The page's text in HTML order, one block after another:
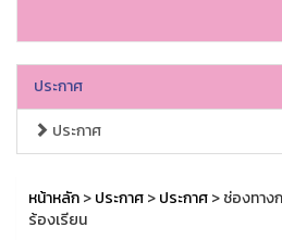
ประกาศ
ประกาศ
หน้าหลัก>ประกาศ>ประกาศ> ช่องทาง
ร้องเรียน